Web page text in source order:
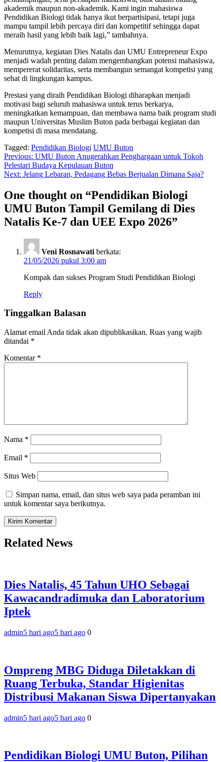
akademik maupun non-akademik. Kami ingin mahasiswa
Pendidikan Biologi tidak hanya ikut berpartisipasi, tetapi juga
mampu tampil lebih percaya diri dan kompetitif sehingga dapat
meraih hasil yang lebih baik lagi,” tambahnya.
Menurutnya, kegiatan Dies Natalis dan UMU Entrepreneur Expo
menjadi wadah penting dalam mengembangkan potensi mahasiswa,
mempererat solidaritas, serta membangun semangat kompetisi yang
sehat di lingkungan kampus.
Prestasi yang diraih Pendidikan Biologi diharapkan menjadi
motivasi bagi seluruh mahasiswa untuk terus berkarya,
meningkatkan kemampuan, dan membawa nama baik program studi
maupun Universitas Muslim Buton pada berbagai kegiatan dan
kompetisi di masa mendatang.
Tagged: Pendidikan Biologi UMU Buton
Navigasi
pos
Previous: UMU Buton Anugerahkan Penghargaan untuk Tokoh
Pelestari Budaya Kepulauan Buton
Next: Jelang Lebaran, Pedagang Bebas Berjualan Dimana Saja?
One thought on “Pendidikan Biologi
UMU Buton Tampil Gemilang di Dies
Natalis Ke-7 dan UEE Expo 2026”
Veni Rosnawati berkata:
21/05/2026 pukul 3:00 am
Kompak dan sukses Program Studi Pendidikan Biologi
Reply
Tinggalkan Balasan
Alamat email Anda tidak akan dipublikasikan. Ruas yang wajib
ditandai *
Komentar *
Nama *
Email *
Situs Web
Simpan nama, email, dan situs web saya pada peramban ini
untuk komentar saya berikutnya.
Related News
‎Dies Natalis, 45 Tahun UHO Sebagai
Kawacandradimuka dan Laboratorium
Iptek‎
admin5 hari ago5 hari ago 0
Ompreng MBG Diduga Diletakkan di
Ruang Terbuka, Standar Higienitas
Distribusi Makanan Siswa Dipertanyakan
admin5 hari ago5 hari ago 0
Pendidikan Biologi UMU Buton, Pilihan